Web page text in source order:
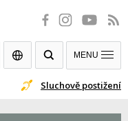
Sluchově postižení
MENU